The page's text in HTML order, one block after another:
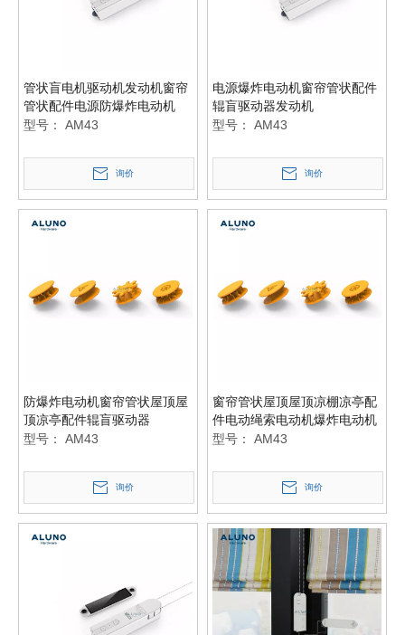
管状盲电机驱动机发动机窗帘
管状配件电源防爆炸电动机
型号：
AM43
询价
电源爆炸电动机窗帘管状配件
辊盲驱动器发动机
型号：
AM43
询价
防爆炸电动机窗帘管状屋顶屋
顶凉亭配件辊盲驱动器
型号：
AM43
询价
窗帘管状屋顶屋顶凉棚凉亭配
件电动绳索电动机爆炸电动机
型号：
AM43
询价